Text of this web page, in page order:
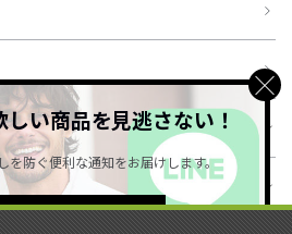
しい商品を見逃さない！
を防ぐ便利な通知をお届けします。
くはこちら ＞